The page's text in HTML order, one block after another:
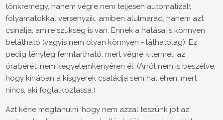
tönkremegy, hanem végre nem teljesen automatizált
folyamatokkal versenyzik, amiben alulmarad, hanem azt
csinálja, amire szükség is van. Ennek a hatása is könnyen
belátható (vagyis nem olyan könnyen - láthatólag). Ez
pedig tényleg fenntartható, mert végre kitermeli az
órabérét, nem kegyelemkenyéren él. (Arról nem is beszélve,
hogy kínában a kisgyerek családja sem hal éhen, mert
nincs, aki foglalkoztassa.)
Azt kéne megtanulni, hogy nem azzal teszünk jót az